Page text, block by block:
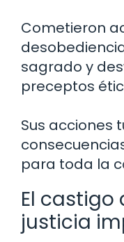
Cometieron
sagrado y
preceptos
Sus acciones
para toda la
El castigo
justicia